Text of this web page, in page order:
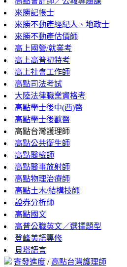
來勝記帳士
來勝不動產經紀人、地政士
來勝不動產估價師
高上國營/就業考
高上高普初特考
高上社會工作師
高點司法考試
大陸法律職業資格考
高點學士後中(西)醫
高點學士後獸醫
高點台灣護理師
高點公共衛生師
高點醫檢師
高點醫事放射師
高點物理治療師
高點土木/結構技師
證券分析師
高點國文
高普公職英文／選擇題型
登峰美語專修
貝塔語言
寄發進度 / 高點台灣護理師